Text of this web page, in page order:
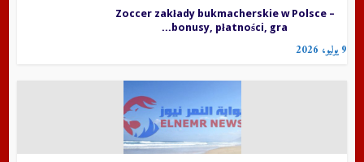
Zoccer zakłady bukmacherskie w Polsce –
bonusy, płatności, gra...
9 يوليو، 2026